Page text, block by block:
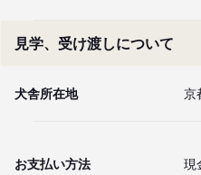
見学、受け渡しについて
犬舎所在地 京
お支払い方法
現